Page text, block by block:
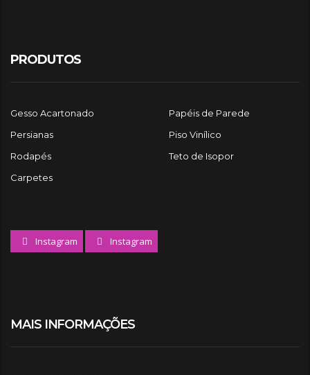
PRODUTOS
Gesso Acartonado
Papéis de Parede
Persianas
Piso Vinílico
Rodapés
Teto de Isopor
Carpetes
Instagram Instagram
MAIS INFORMAÇÕES